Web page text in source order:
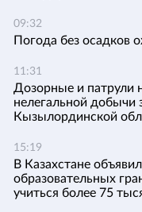
09:32
Погода без осадков
11:31
Дозорные и патрули
нелегальной добычи
Кызылординской
15:19
В Казахстане
образовательных
учиться более 75